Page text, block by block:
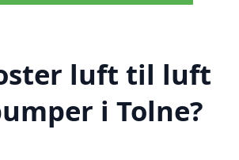
luft til luft
i Tolne?